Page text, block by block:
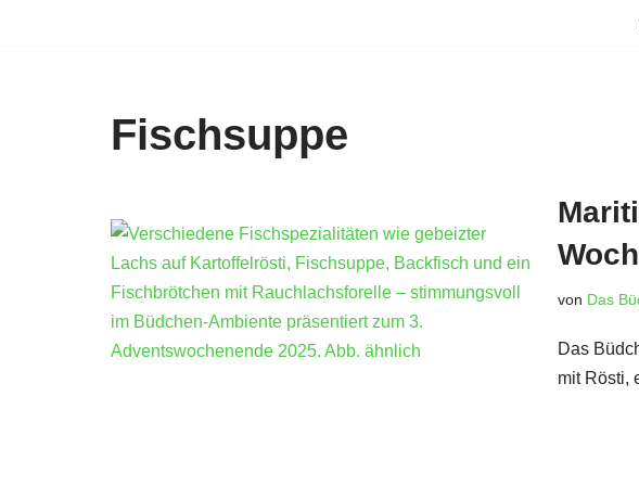
Fischsuppe
von Das
Das
mit Rösti,